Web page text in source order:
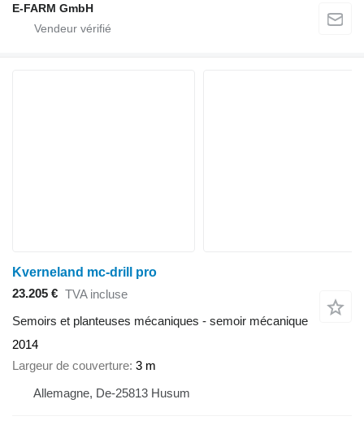
E-FARM GmbH
Kverneland mc-drill pro
23.205 € TVA incluse
Semoirs et planteuses mécaniques - semoir mécanique
2014
Largeur de couverture 3 m
Allemagne, De-25813 Husum